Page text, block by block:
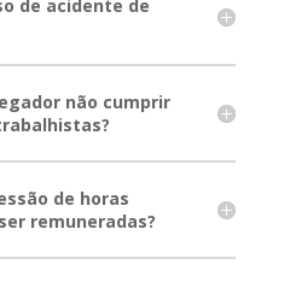
de acidente de
não cumprir
de horas
remuneradas?